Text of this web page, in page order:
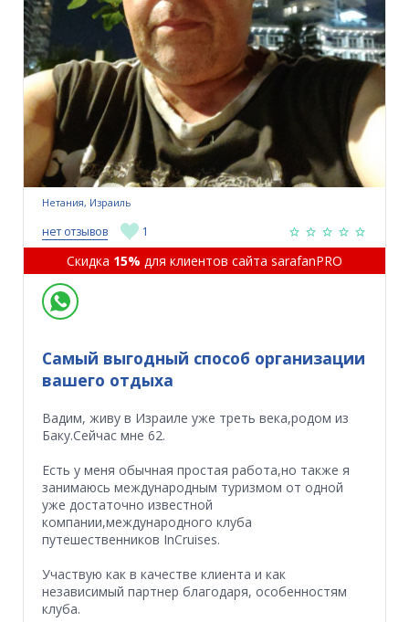
Самый выгодный способ организации
вашего отдыха
Вадим, живу в Израиле уже треть века,родом из
Баку.Сейчас мне 62.
Есть у меня обычная простая работа,но также я
занимаюсь международным туризмом от одной
уже достаточно известной
компании,международного клуба
путешественников InCruises.
Участвую как в качестве клиента и как
независимый партнер благодаря, особенностям
клуба.
Нетания, Израиль
нет отзывов 1
Скидка 15% для клиентов сайта sarafanPRO